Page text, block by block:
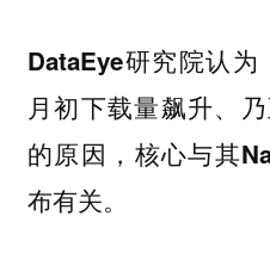
DataEye研究院认
月初下载量飙升、
的原因，核心与其
布有关。